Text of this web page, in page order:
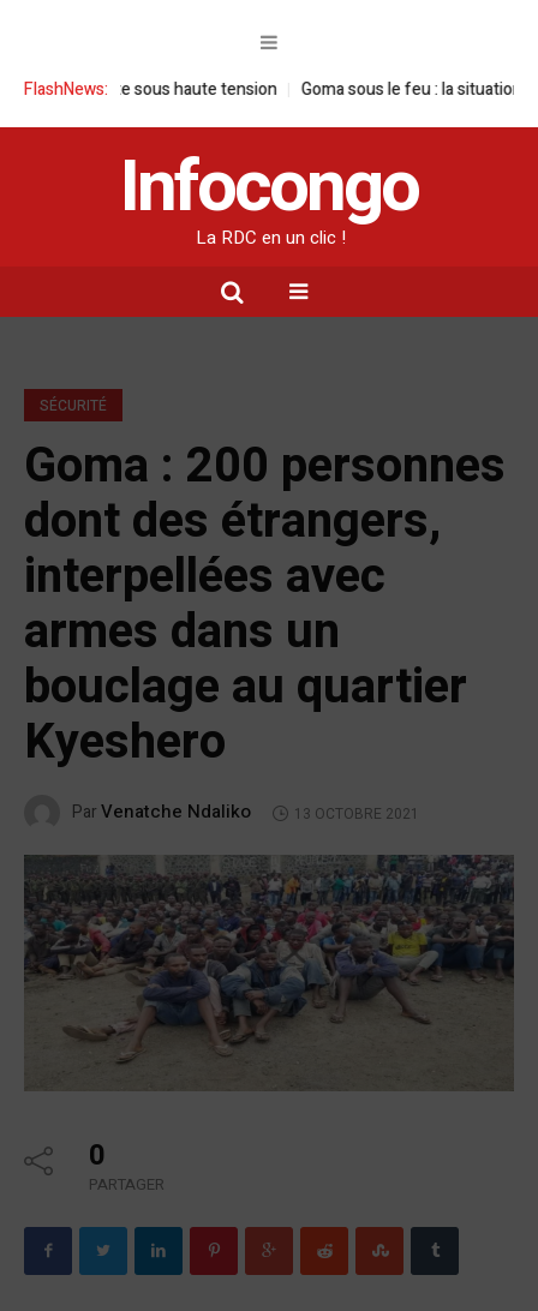
FlashNews:
sous haute tension Goma sous le feu : la situation humanitaire
Infocongo
La RDC en un clic !
SÉCURITÉ
Goma : 200 personnes
dont des étrangers,
interpellées avec
armes dans un
bouclage au quartier
Kyeshero
ParVenatche Ndaliko 13 OCTOBRE 2021
0
PARTAGER